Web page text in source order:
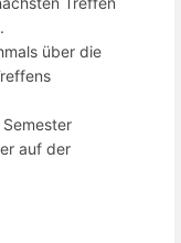
über die
auf der